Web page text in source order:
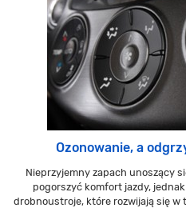
Ozonowanie, a
Nieprzyjemny zapach unoszący
pogorszyć komfort jazdy,
drobnoustroje, które rozwijają się w